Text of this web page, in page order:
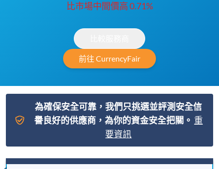
比市場中間價高 0.71%
前往 CurrencyFair
為確保安全可靠，我們只挑選並評測安全信
譽良好的供應商，為你的資金安全把關。 重
要資訊